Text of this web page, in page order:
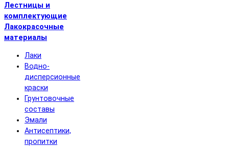
Лестницы и
комплектующие
Лакокрасочные
материалы
Лаки
Водно-
дисперсионные
краски
Грунтовочные
составы
Эмали
Антисептики,
пропитки